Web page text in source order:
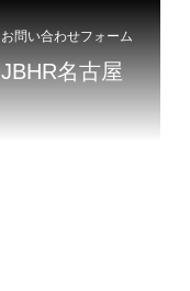
お問い合わせフォーム
JBHR名古屋